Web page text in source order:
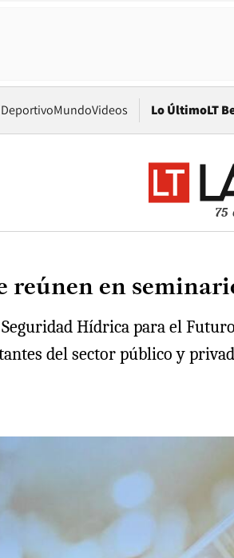
DeportivoMundoVideos Lo ÚltimoLT
75
reúnen en
Hídrica para el
del sector público y